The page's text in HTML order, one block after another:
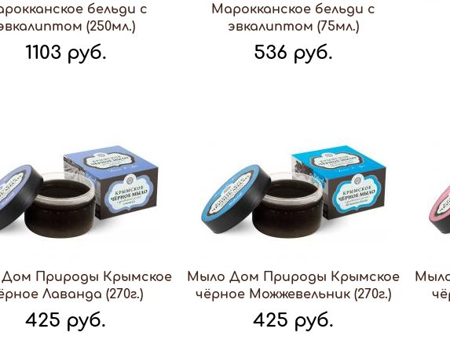
бельди с
(250мл.)
1103 руб.
Марокканское бельди с
эвкалиптом (75мл.)
536 руб.
Природы Крымское
Лаванда (270г.)
425 руб.
Мыло Дом Природы Крымское
чёрное Можжевельник (270г.)
425 руб.